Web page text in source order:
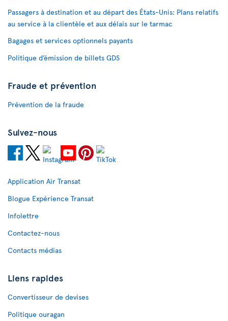
Passagers à destination et au départ des États-Unis: Plans relatifs
au service à la clientèle et aux délais sur le tarmac
Bagages et services optionnels payants
Politique d’émission de billets GDS
Fraude et prévention
Prévention de la fraude
Suivez-nous
Application Air Transat
Blogue Expérience Transat
Infolettre
Contactez-nous
Contacts médias
Liens rapides
Convertisseur de devises
Politique ouragan